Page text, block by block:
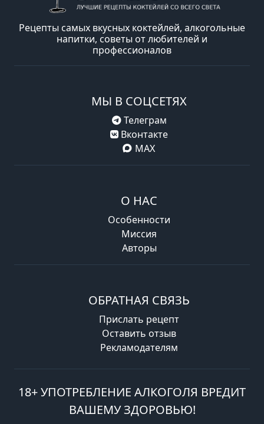
Рецепты самых вкусных коктейлей, алкогольные
напитки, советы от любителей и
профессионалов
МЫ В СОЦСЕТЯХ
Телеграм
Вконтакте
MAX
О НАС
Особенности
Миссия
Авторы
ОБРАТНАЯ СВЯЗЬ
Прислать рецепт
Оставить отзыв
Рекламодателям
18+ УПОТРЕБЛЕНИЕ АЛКОГОЛЯ ВРЕДИТ
ВАШЕМУ ЗДОРОВЬЮ!